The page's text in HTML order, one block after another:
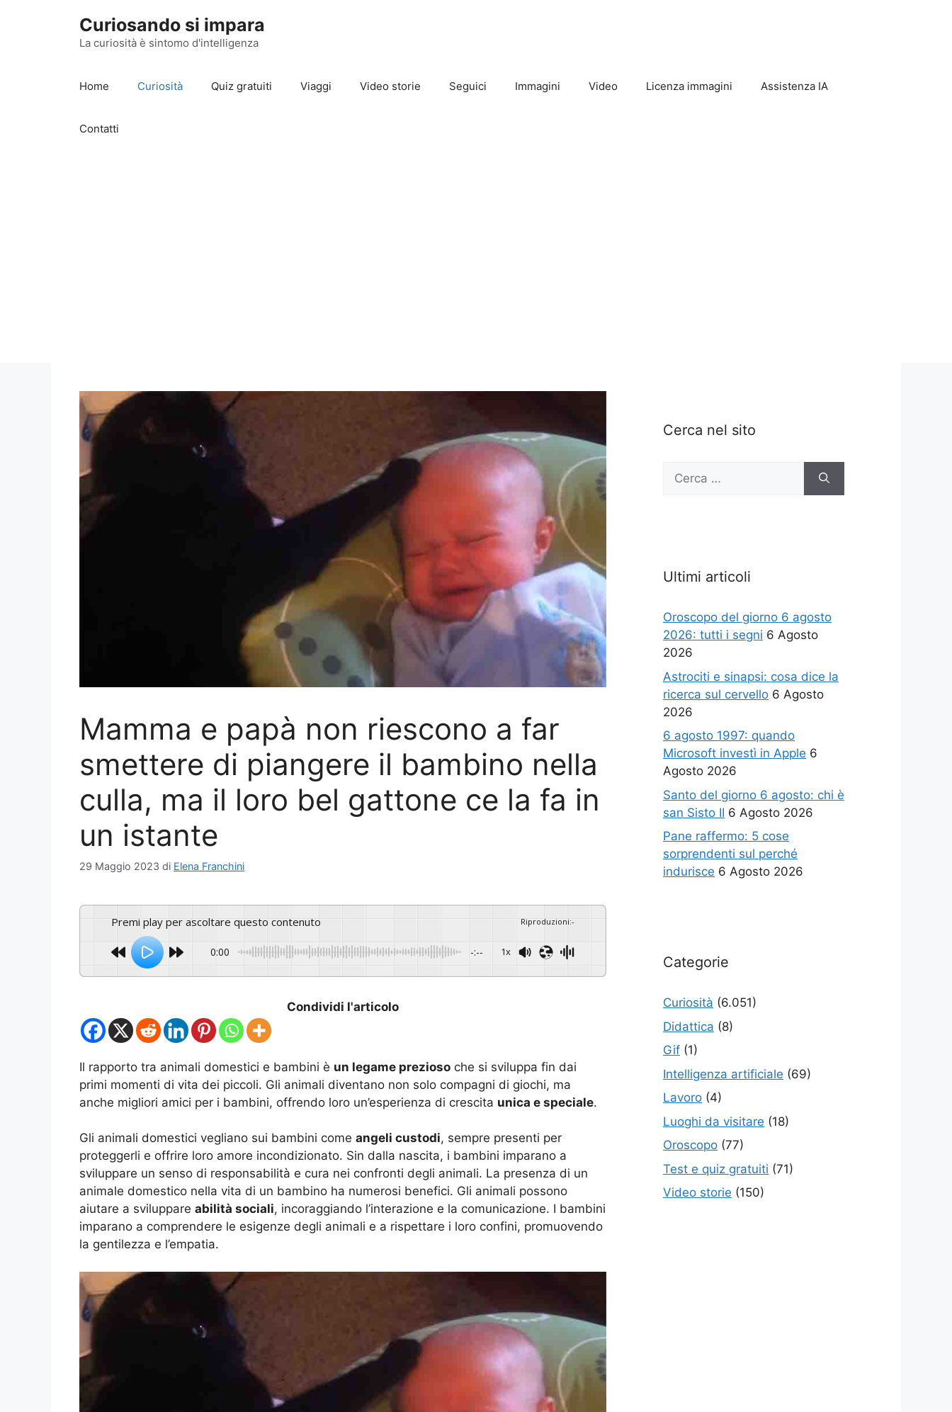
Curiosando si impara
La curiosità è sintomo d'intelligenza
Home Curiosità Quiz gratuiti Viaggi Video storie Seguici Immagini Video Licenza immagini Assistenza IA
Contatti
Mamma e papà non riescono a far
smettere di piangere il bambino nella
culla, ma il loro bel gattone ce la fa in
un istante
29 Maggio 2023 di Elena Franchini
Premi play per ascoltare questo contenuto Riproduzioni:-
0:00 -:-- 1x
Condividi l'articolo
Il rapporto tra animali domestici e bambini è un legame prezioso che si sviluppa fin dai
primi momenti di vita dei piccoli. Gli animali diventano non solo compagni di giochi, ma
anche migliori amici per i bambini, offrendo loro un’esperienza di crescita unica e speciale.
Gli animali domestici vegliano sui bambini come angeli custodi, sempre presenti per
proteggerli e offrire loro amore incondizionato. Sin dalla nascita, i bambini imparano a
sviluppare un senso di responsabilità e cura nei confronti degli animali. La presenza di un
animale domestico nella vita di un bambino ha numerosi benefici. Gli animali possono
aiutare a sviluppare abilità sociali, incoraggiando l’interazione e la comunicazione. I bambini
imparano a comprendere le esigenze degli animali e a rispettare i loro confini, promuovendo
la gentilezza e l’empatia.
Cerca nel sito
Ricerca
Ultimi articoli
Oroscopo del giorno 6 agosto
2026: tutti i segni 6 Agosto
2026
Astrociti e sinapsi: cosa dice la
ricerca sul cervello 6 Agosto
2026
6 agosto 1997: quando
Microsoft investì in Apple 6
Agosto 2026
Santo del giorno 6 agosto: chi è
san Sisto II 6 Agosto 2026
Pane raffermo: 5 cose
sorprendenti sul perché
indurisce 6 Agosto 2026
Categorie
Curiosità (6.051)
Didattica (8)
Gif (1)
Intelligenza artificiale (69)
Lavoro (4)
Luoghi da visitare (18)
Oroscopo (77)
Test e quiz gratuiti (71)
Video storie (150)